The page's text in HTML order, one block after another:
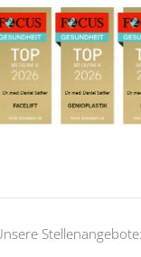
Stellenangebote: